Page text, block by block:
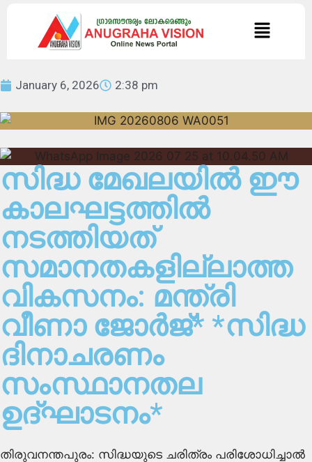
January 6, 2026 2:38 pm
സിദ്ധ മേഖലയില്‍ ഈ
കാലഘട്ടത്തില്‍
നടത്തിയത്
സമാനതകളില്ലാത്ത
വികസനം: മന്ത്രി
വീണാ ജോര്‍ജ്* *സിദ്ധ
ദിനാചരണം
സംസ്ഥാനതല
ഉദ്ഘാടനം*
തിരുവനന്തപുരം: സിദ്ധയുടെ ചരിത്രം പരിശോധിച്ചാല്‍